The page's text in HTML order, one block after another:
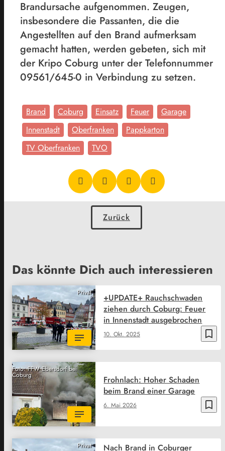
Brandursache aufgenommen. Zeugen,
insbesondere die Passanten, die die
Angestellten auf den Brand aufmerksam
gemacht hatten, werden gebeten, sich mit
der Kripo Coburg unter der Telefonnummer
09561/645-0 in Verbindung zu setzen.
Brand Coburg Einsatz Feuer
Garage
Innenstadt
Oberfranken
Pappkarton
TV Oberfranken
TVO
Zurück
Das könnte Dich auch interessieren
Privat
bookmark_border
10. Okt. 2025
+UPDATE+ Rauchschwaden
ziehen durch Coburg: Feuer
in Innenstadt ausgebrochen
Foto: FFW Ebersdorf bei
Coburg
bookmark_border
6. Mai 2026
Frohnlach: Hoher Schaden
beim Brand einer Garage
Privat Nach Brand in Coburger